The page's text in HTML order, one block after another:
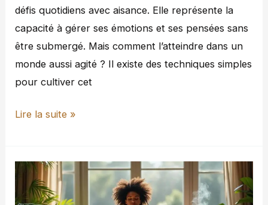
défis quotidiens avec aisance. Elle représente la
capacité à gérer ses émotions et ses pensées sans
être submergé. Mais comment l’atteindre dans un
monde aussi agité ? Il existe des techniques simples
pour cultiver cet
Lire la suite »
Comment
trouver